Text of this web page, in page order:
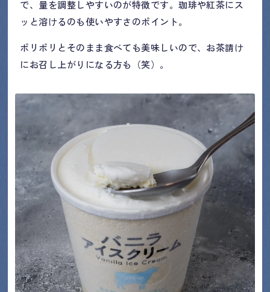
で、量を調整しやすいのが特徴です。珈琲や紅茶にス
ッと溶けるのも使いやすさのポイント。
ポリポリとそのまま食べても美味しいので、お茶請け
にお召し上がりになる方も（笑）。